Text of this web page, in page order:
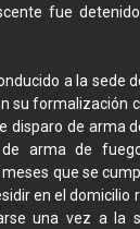
fue
a la sede
su formalización
disparo de arma
arma de
que se
en el domicilio
una vez a la